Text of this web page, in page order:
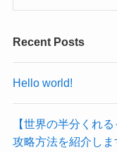
Recent Posts
Hello world!
【世界の半分くれ
攻略方法を紹介しま